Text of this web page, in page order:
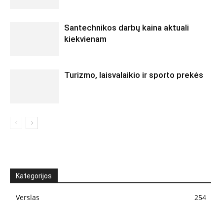
Santechnikos darbų kaina aktuali
kiekvienam
Turizmo, laisvalaikio ir sporto prekės
Kategorijos
Verslas
254